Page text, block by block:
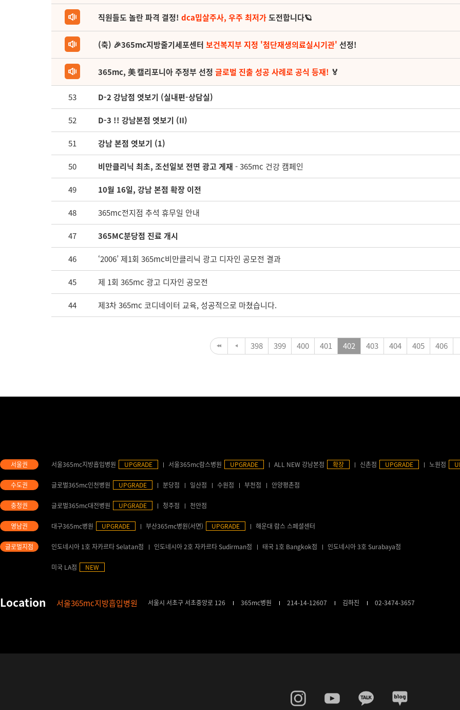
직원들도 놀란 파격 결정! dca밉살주사, 우주 최저가도전합니다🪐
(축) 🎉365mc지방줄기세포센터 보건복지부 지정 '첨단재생의료실시기관' 선정!
365mc, 美 캘리포니아 주정부 선정 글로벌 진출 성공 사례로 공식 등재! 🏅
53 D-2 강남점 엿보기 (실내편-상담실)
52 D-3 !! 강남본점 엿보기 (II)
51 강남 본점 엿보기 (1)
50 비만클리닉 최초, 조선일보 전면 광고 게재 - 365mc 건강 캠페인
49 10월 16일, 강남 본점 확장 이전
48 365mc전지점 추석 휴무일 안내
47 365MC분당점 진료 개시
46 ‘2006’ 제1회 365mc비만클리닉 광고 디자인 공모전 결과
45 제 1회 365mc 광고 디자인 공모전
44 제3차 365mc 코디네이터 교육, 성공적으로 마쳤습니다.
398 399 400 401 402 403 404 405 406
서울365mc지방흡입병원 UPGRADE 서울365mc람스병원 UPGRADE ALL NEW 강남본점 확장 신촌점 UPGRADE 노원점
글로벌365mc인천병원 UPGRADE 분당점 일산점 수원점 부천점 안양평촌점
글로벌365mc대전병원 UPGRADE 청주점 천안점
대구365mc병원 UPGRADE 부산365mc병원(서면) UPGRADE 해운대 람스 스페셜센터
인도네시아 1호 자카르타 Selatan점 인도네시아 2호 자카르타 Sudirman점 태국 1호 Bangkok점 인도네시아 3호 Surabaya점
미국 LA점 NEW
서울365mc지방흡입병원 서울시 서초구 서초중앙로 126 365mc병원 214-14-12607 김하진 02-3474-3657